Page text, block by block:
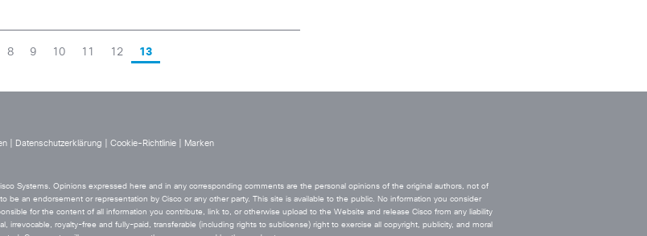
8 9 10 11 12 13
| Datenschutzerklärung Cookie-Richtlinie|
Marken
Systems. Opinions expressed here and in any corresponding comments are the personal opinions of the original authors, not of
an endorsement or representation by Cisco or any other party. This site is available to the public. No information you consider
for the content of all information you contribute, link to, or otherwise upload to the Website and release Cisco from any liability
royalty-free and fully-paid, transferable (including rights to sublicense) right to exercise all copyright, publicity, and moral